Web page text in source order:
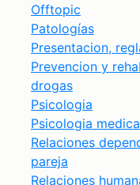
Offtopic
Patologías
Presentacion,
Prevencion y
drogas
Psicologia
Psicologia medica
Relaciones
pareja
Relaciones